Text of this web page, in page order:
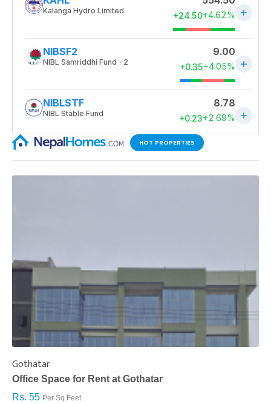
HOT PROPERTIES
Gothatar
Office Space for Rent at Gothatar
Rs. 55 Per Sq.Feet